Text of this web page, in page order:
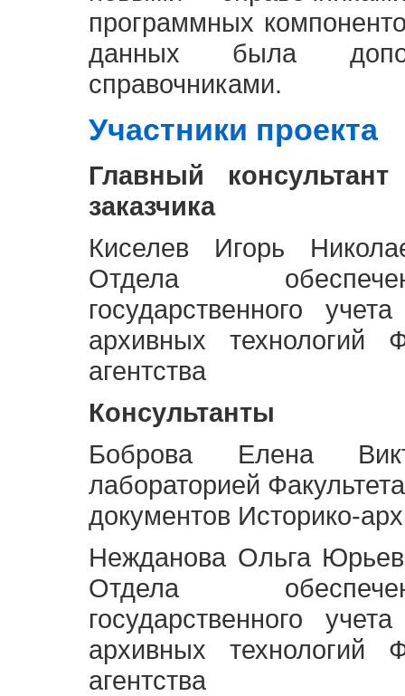
программных
данных была
справочниками.
Участники проекта
Главный
заказчика
Киселев Игорь
Отдела
государственного
архивных технологий
агентства
Консультанты
Боброва Елена
лабораторией
документов Историко-
Нежданова Ольга
Отдела
государственного
архивных технологий
агентства